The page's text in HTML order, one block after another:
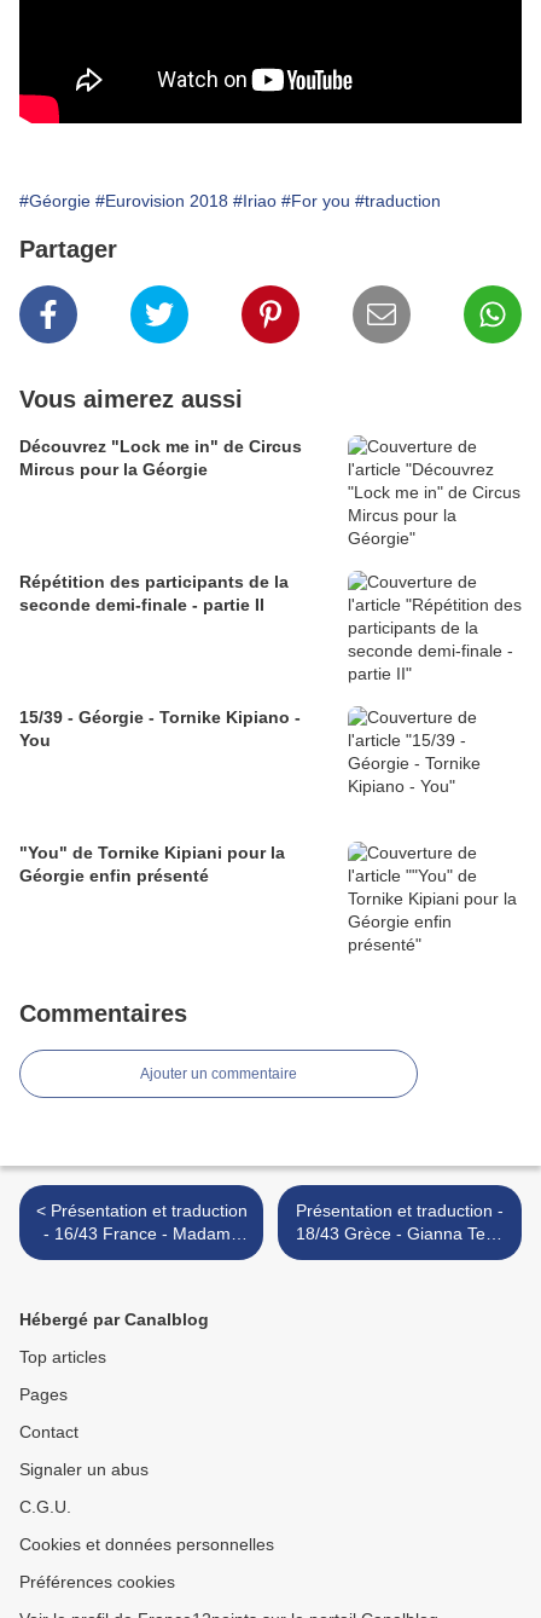
#Géorgie #Eurovision 2018 #Iriao #For you #traduction
Partager
Vous aimerez aussi
Découvrez "Lock me in" de Circus
Mircus pour la Géorgie
Répétition des participants de la
seconde demi-finale - partie II
15/39 - Géorgie - Tornike Kipiano -
You
"You" de Tornike Kipiani pour la
Géorgie enfin présenté
Commentaires
Ajouter un commentaire
< Présentation et traduction
- 16/43 France - Madame
Monsieur - Mercy
Présentation et traduction -
18/43 Grèce - Gianna Terzi
- Oneiro mou >
Hébergé par Canalblog
Top articles
Pages
Contact
Signaler un abus
C.G.U.
Cookies et données personnelles
Préférences cookies